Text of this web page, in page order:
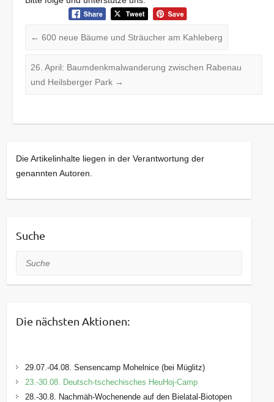
← 600 neue Bäume und Sträucher am Kahleberg
26. April: Baumdenkmalwanderung zwischen Rabenau
und Heilsberger Park →
Die Artikelinhalte liegen in der Verantwortung der
genannten Autoren.
Suche
Suche
Die nächsten Aktionen:
29.07.-04.08. Sensencamp Mohelnice (bei Müglitz)
23.-30.08. Deutsch-tschechisches HeuHoj-Camp
28.-30.8. Nachmäh-Wochenende auf den Bielatal-Biotopen